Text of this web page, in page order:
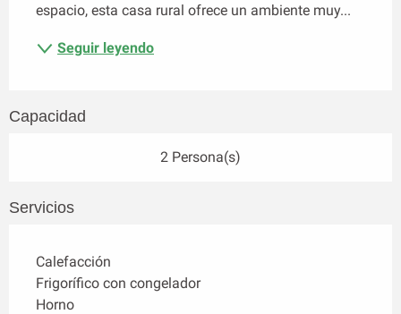
espacio, esta casa rural ofrece un ambiente muy...
Seguir leyendo
Capacidad
2 Persona(s)
Servicios
Calefacción
Frigorífico con congelador
Horno